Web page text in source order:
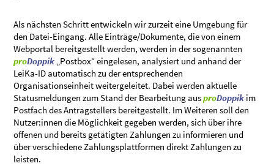
Als nächsten Schritt entwickeln wir zurzeit eine Umgebung für
den Datei-Eingang. Alle Einträge/Dokumente, die von einem
Webportal bereitgestellt werden, werden in der sogenannten
proDoppik „Postbox“ eingelesen, analysiert und anhand der
LeiKa-ID automatisch zu der entsprechenden
Organisationseinheit weitergeleitet. Dabei werden aktuelle
Statusmeldungen zum Stand der Bearbeitung ausproDoppik im
Postfach des Antragstellers bereitgestellt. Im Weiteren soll den
Nutzer:innen die Möglichkeit gegeben werden, sich über ihre
offenen und bereits getätigten Zahlungen zu informieren und
über verschiedene Zahlungsplattformen direkt Zahlungen zu
leisten.